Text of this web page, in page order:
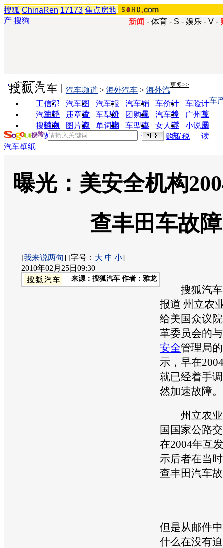
搜狐 ChinaRen 17173 焦点房地
产 搜狗 新闻 - 体育 - S - 娱乐 - V -
实用工具 更多>>
工信部
油耗
汽车图
片
汽车报
价
汽车销
量
车价计
算
车险计
算
汽车经
销商
违章查
询
车型对
比
团购优
惠
汽车投
诉
广州车
展
搜狗浏
览器
图片欣
赏
单词翻
车型查
询
女人宝
典
小说阅
读
汽车频道 > 海外汽车 > 海外汽
车
购置税
汽车壁纸
曝光：美安全机构
查丰田车故障
[我来说两句] [字号： 大 中 小]
2010年02月25日09:30
来源： 搜狐汽车 作者：雅龙
搜狐汽车
报道 州立农
给美国众议
革委员会的
安全管理局
示，早在
就已经着手
然加速故障。
州立农业
国国家公路
在2004年互
示后者在当
查丰田汽车
但是从邮件
什么在没有